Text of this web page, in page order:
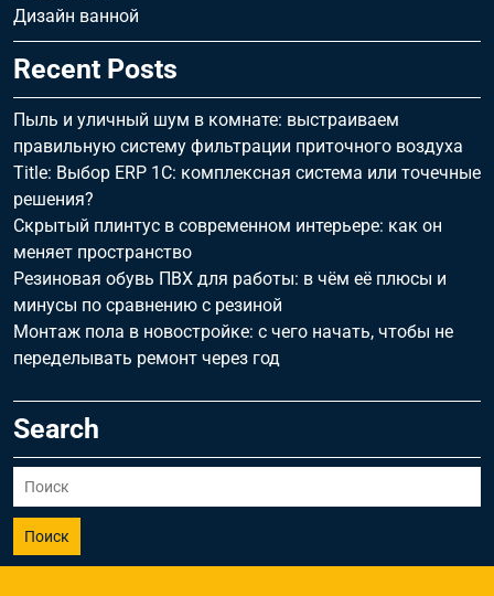
Дизайн ванной
Recent Posts
Пыль и уличный шум в комнате: выстраиваем
правильную систему фильтрации приточного воздуха
Title: Выбор ERP 1С: комплексная система или точечные
решения?
Скрытый плинтус в современном интерьере: как он
меняет пространство
Резиновая обувь ПВХ для работы: в чём её плюсы и
минусы по сравнению с резиной
Монтаж пола в новостройке: с чего начать, чтобы не
переделывать ремонт через год
Search
Поиск